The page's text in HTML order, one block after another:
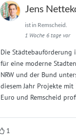
Jens
ist in Remscheid.
1 Woche 6 tage vor
Die Städtebauförderung
für eine moderne
NRW und der Bund
diesem Jahr Projekte mit
Euro und Remscheid
1